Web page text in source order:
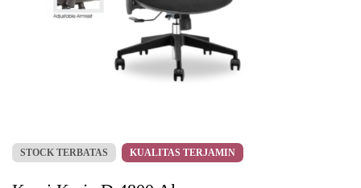
STOCK TERBATAS KUALITAS TERJAMIN